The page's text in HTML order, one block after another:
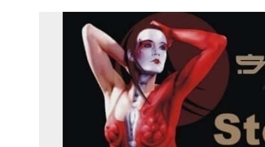
Produktinformationen